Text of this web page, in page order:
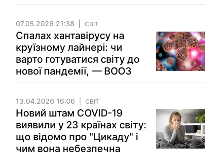
07.05.2026 21:38 СВІТ
Спалах хантавірусу на
круїзному лайнері: чи
варто готуватися світу до
нової пандемії, — ВООЗ
13.04.2026 16:06 СВІТ
Новий штам COVID-19
виявили у 23 країнах світу:
що відомо про "Цикаду" і
чим вона небезпечна